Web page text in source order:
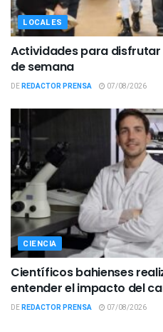
LOCALES
Actividades para disfrutar
de semana
DEREDACTOR PRENSA 07/08/2026
CIENCIA
Científicos bahienses
entender el impacto del
DEREDACTOR PRENSA 07/08/2026